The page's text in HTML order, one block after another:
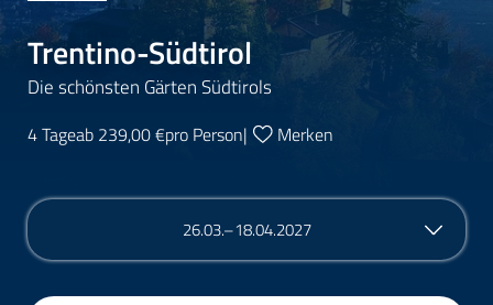
Trentino-Südtirol
Die schönsten Gärten Südtirols
4 Tageab 239,00 €pro Person| Merken
26.03.–18.04.2027